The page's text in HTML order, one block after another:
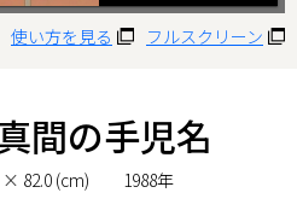
使い方を見る フルスクリーン
間の手児名
× 82.0 (cm) 1988年